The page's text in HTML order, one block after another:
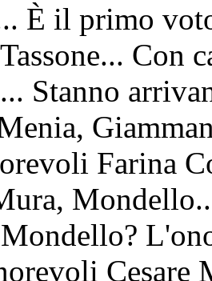
È il primo
Con
Stanno
Farina